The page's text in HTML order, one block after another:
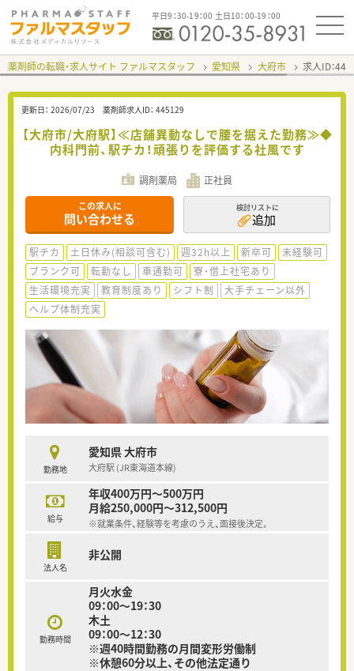
平日9：30-19：00 土日10：00-19：00
薬剤師の転職・求人サイト ファルマスタッフ 愛知県 大府市 求人ID：
更新日： 2026/07/23 薬剤師求人ID： 445129
【大府市/大府駅】≪店舗異動なしで腰を据えた勤務≫◆
内科門前、駅チカ！頑張りを評価する社風です
調剤薬局 正社員
この求人に
問い合わせる
検討リストに
追加
駅チカ 土日休み(相談可含む) 週32h以上 新卒可
未経験可
ブランク可
転勤なし 車通勤可
寮・借上社宅あり
生活環境充実
教育制度あり シフト制
大手チェーン以外
ヘルプ体制充実
勤務地
愛知県 大府市
大府駅 (JR東海道本線)
給与
年収400万円～500万円
月給250,000円～312,500円
※就業条件、経験等を考慮のうえ、面接後決定。
法人名
非公開
勤務時間
月火水金
09：00～19：30
木土
09：00～12：30
※週40時間勤務の月間変形労働制
※休憩60分以上、その他法定通り